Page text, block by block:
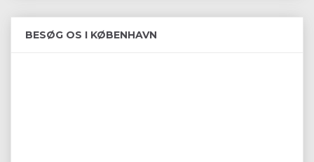
BESØG OS I KØBENHAVN